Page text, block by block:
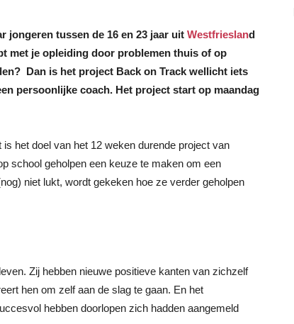
jongeren tussen de 16 en 23 jaar uit Westfriesland
met je opleiding door problemen thuis of op
Dan is het project Back on Track wellicht iets
persoonlijke coach. Het project start op maandag
het doel van het 12 weken durende project van
school geholpen een keuze te maken om een
niet lukt, wordt gekeken hoe ze verder geholpen
Zij hebben nieuwe positieve kanten van zichzelf
hen om zelf aan de slag te gaan. En het
hebben doorlopen zich hadden aangemeld